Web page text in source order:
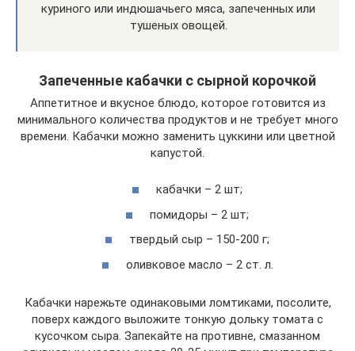
куриного или индюшачьего мяса, запеченных или
тушеных овощей.
Запеченные кабачки с сырной корочкой
Аппетитное и вкусное блюдо, которое готовится из
минимального количества продуктов и не требует много
времени. Кабачки можно заменить цуккини или цветной
капустой.
кабачки – 2 шт;
помидоры – 2 шт;
твердый сыр – 150-200 г;
оливковое масло – 2 ст. л.
Кабачки нарежьте одинаковыми ломтиками, посолите,
поверх каждого выложите тонкую дольку томата с
кусочком сыра. Запекайте на противне, смазанном